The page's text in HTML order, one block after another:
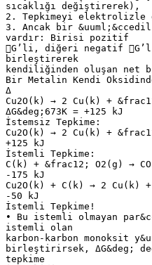
sıcaklığı değiştirerek),
2. Tepkimeyi elektrolizle
3. Ancak bir
vardır: Birisi pozitif
G’li, diğeri negatif
birleştirerek
kendiliğinden oluşan
Bir Metalin Kendi
Δ
Cu2O(k) → 2 Cu(k) +
ΔG&deg;673K = +125 kJ
İstemsiz Tepkime:
Cu2O(k) → 2 Cu(k) +
+125 kJ
İstemli Tepkime:
C(k) + &frac12; O2(g) →
-175 kJ
Cu2O(k) + C(k) → 2 Cu(k) +
-50 kJ
İstemli Tepkime!
• Bu istemli olmayan
istemli olan
karbon-karbon monoksit
birleştirirsek, ΔG&deg;
tepkime